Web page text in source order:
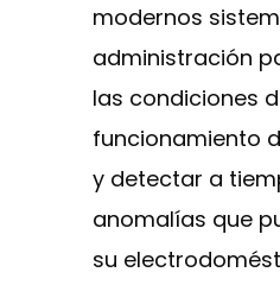
modernos
administración
las condiciones
funcionamiento
y detectar a
anomalías que
su